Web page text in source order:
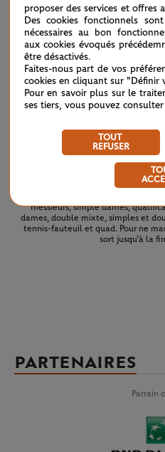
L.Boisson
M.Keys (7)
C.Gauff (2)
Retrouvez les tableaux complets
messieurs, simple dames,
dames, double mixte, simples et
tennis-fauteuil et quad. Pour ne
sort jusqu’à la
PARTENAIRES
Parrain
proposer des services et offres
Des cookies fonctionnels
nécessaires au bon
aux cookies évoqués
être désactivés.
Faites-nous part de vos
cookies en cliquant sur "Définir
Pour en savoir plus sur le
ses tiers, vous pouvez
TOUT
REFUSER